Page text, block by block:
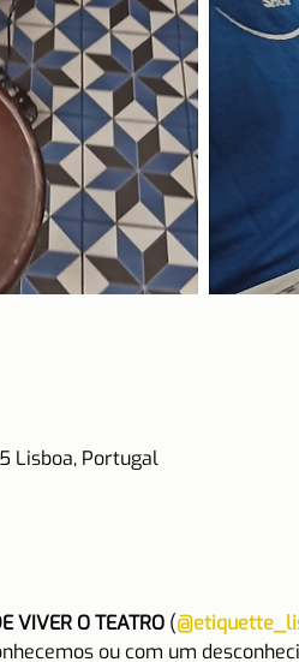
Lisboa, Portugal
VIVER O TEATRO (
ou com um